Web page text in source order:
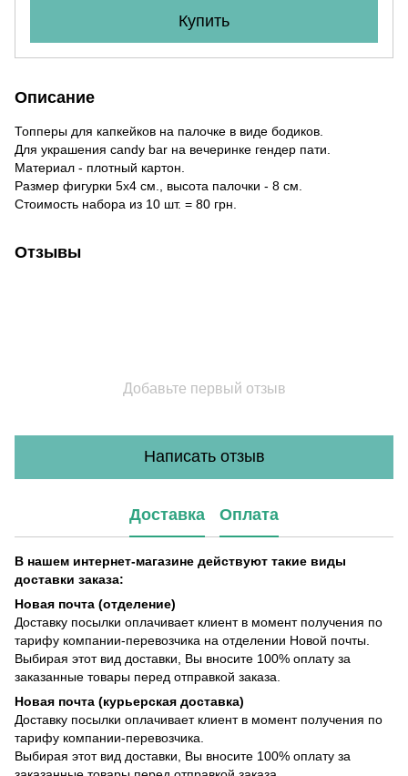
Купить
Описание
Топперы для капкейков на палочке в виде бодиков.
Для украшения candy bar на вечеринке гендер пати.
Материал - плотный картон.
Размер фигурки 5х4 см., высота палочки - 8 см.
Стоимость набора из 10 шт. = 80 грн.
Отзывы
Добавьте первый отзыв
Написать отзыв
Доставка Оплата
В нашем интернет-магазине действуют такие виды
доставки заказа:
Новая почта (отделение)
Доставку посылки оплачивает клиент в момент получения по
тарифу компании-перевозчика на отделении Новой почты.
Выбирая этот вид доставки, Вы вносите 100% оплату за
заказанные товары перед отправкой заказа.
Новая почта (курьерская доставка)
Доставку посылки оплачивает клиент в момент получения по
тарифу компании-перевозчика.
Выбирая этот вид доставки, Вы вносите 100% оплату за